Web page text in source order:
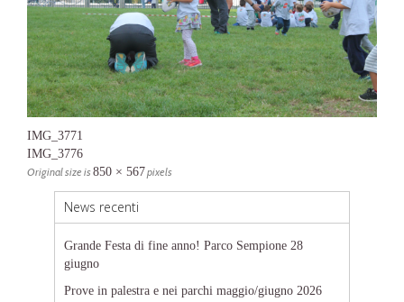
IMG_3771
IMG_3776
Original size is850 × 567pixels
News recenti
Grande Festa di fine anno! Parco Sempione 28
giugno
Prove in palestra e nei parchi maggio/giugno 2026